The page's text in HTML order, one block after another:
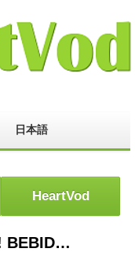
日本語
HeartVod : INCRÍVEL! BEBIDA para impotência deixa homens de PAU DURO em poucos minutos